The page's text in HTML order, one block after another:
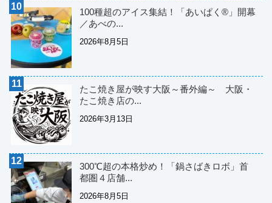
100種超のアイス集結！「あいぱく®」開幕
／あべの...
2026年8月5日
たこ焼き屋が映す大阪～番外編～ 大阪・
たこ焼き店の...
2026年3月13日
300℃超の本格炒め！「鍋さばきロボ」首
都圏４店舗...
2026年8月5日